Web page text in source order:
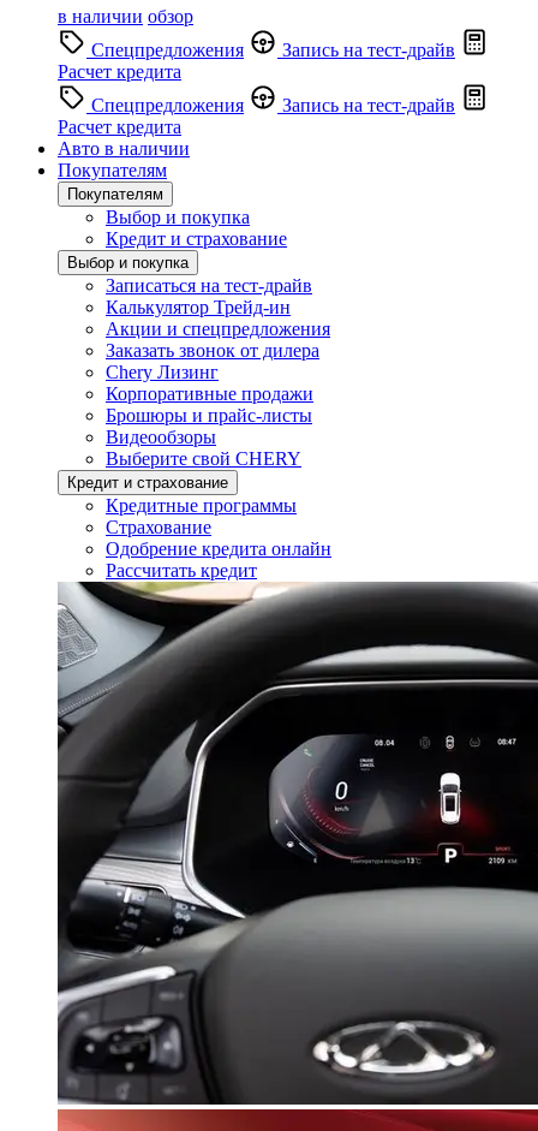
в наличии обзор
Спецпредложения
Запись на тест-драйв
Расчет кредита
Спецпредложения
Запись на тест-драйв
Расчет кредита
Авто в наличии
Покупателям
Покупателям
Выбор и покупка
Кредит и страхование
Выбор и покупка
Записаться на тест-драйв
Калькулятор Трейд-ин
Акции и спецпредложения
Заказать звонок от дилера
Chery Лизинг
Корпоративные продажи
Брошюры и прайс-листы
Видеообзоры
Выберите свой CHERY
Кредит и страхование
Кредитные программы
Страхование
Одобрение кредита онлайн
Рассчитать кредит